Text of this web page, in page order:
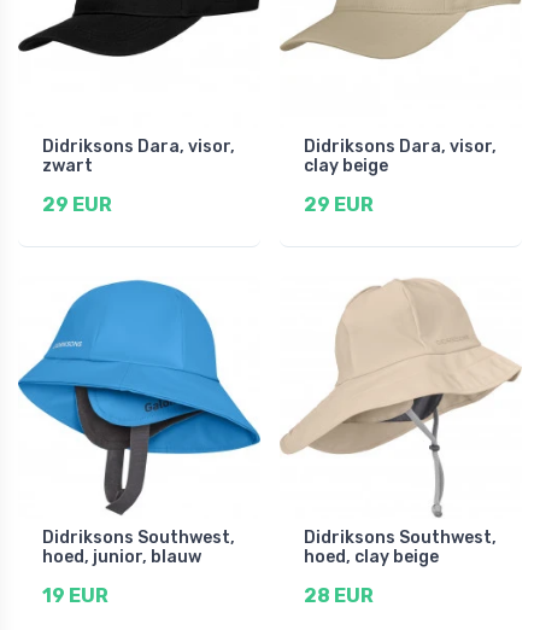
Didriksons Dara, visor,
zwart
29 EUR
Didriksons Dara, visor,
clay beige
29 EUR
Didriksons Southwest,
hoed, junior, blauw
19 EUR
Didriksons Southwest,
hoed, clay beige
28 EUR